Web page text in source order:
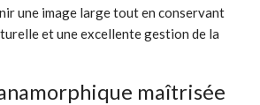
une image large tout en conservant
et une excellente gestion de la
maîtrisée